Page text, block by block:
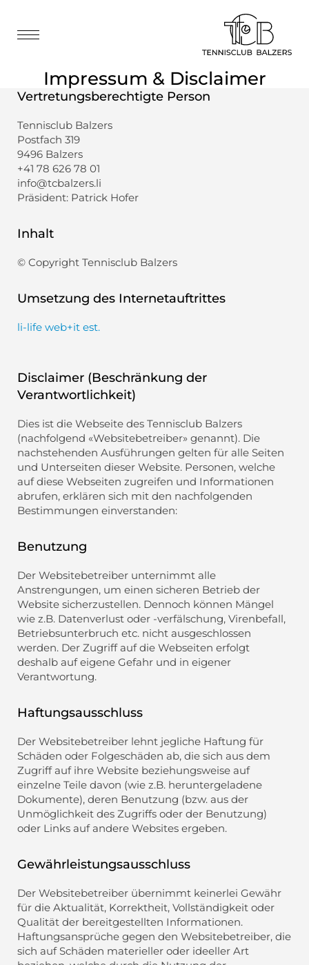
Impressum & Disclaimer
Vertretungsberechtigte Person
Tennisclub Balzers
Postfach 319
9496 Balzers
+41 78 626 78 01
info@tcbalzers.li
Präsident: Patrick Hofer
Inhalt
© Copyright Tennisclub Balzers
Umsetzung des Internetauftrittes
li-life web+it est.
Disclaimer (Beschränkung der
Verantwortlichkeit)
Dies ist die Webseite des Tennisclub Balzers
(nachfolgend «Websitebetreiber» genannt). Die
nachstehenden Ausführungen gelten für alle Seiten
und Unterseiten dieser Website. Personen, welche
auf diese Webseiten zugreifen und Informationen
abrufen, erklären sich mit den nachfolgenden
Bestimmungen einverstanden:
Benutzung
Der Websitebetreiber unternimmt alle
Anstrengungen, um einen sicheren Betrieb der
Website sicherzustellen. Dennoch können Mängel
wie z.B. Datenverlust oder -verfälschung, Virenbefall,
Betriebsunterbruch etc. nicht ausgeschlossen
werden. Der Zugriff auf die Webseiten erfolgt
deshalb auf eigene Gefahr und in eigener
Verantwortung.
Haftungsausschluss
Der Websitebetreiber lehnt jegliche Haftung für
Schäden oder Folgeschäden ab, die sich aus dem
Zugriff auf ihre Website beziehungsweise auf
einzelne Teile davon (wie z.B. heruntergeladene
Dokumente), deren Benutzung (bzw. aus der
Unmöglichkeit des Zugriffs oder der Benutzung)
oder Links auf andere Websites ergeben.
Gewährleistungsausschluss
Der Websitebetreiber übernimmt keinerlei Gewähr
für die Aktualität, Korrektheit, Vollständigkeit oder
Qualität der bereitgestellten Informationen.
Haftungsansprüche gegen den Websitebetreiber, die
sich auf Schäden materieller oder ideeller Art